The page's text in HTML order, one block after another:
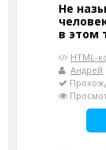
Не
в этом
HTML-
Андрей